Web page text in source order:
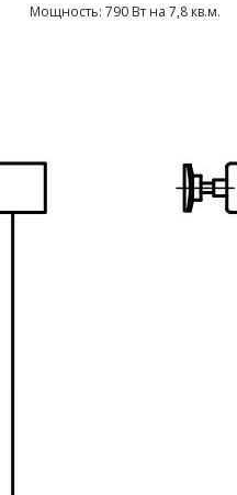
Мощность: 790 Вт на 7,8 кв.м.